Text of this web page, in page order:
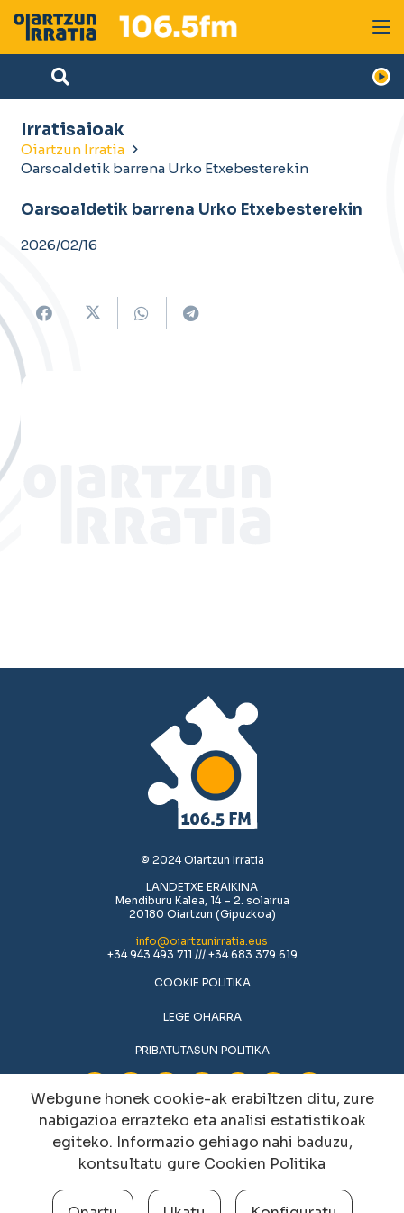
Irratisaioak
Oiartzun Irratia
Oarsoaldetik barrena Urko Etxebesterekin
Oarsoaldetik barrena Urko Etxebesterekin
2026/02/16
© 2024 Oiartzun Irratia
LANDETXE ERAIKINA
Mendiburu Kalea, 14 – 2. solairua
20180 Oiartzun (Gipuzkoa)
info@oiartzunirratia.eus
+34 943 493 711 /// +34 683 379 619
COOKIE POLITIKA
LEGE OHARRA
PRIBATUTASUN POLITIKA
Webgune honek cookie-ak erabiltzen ditu, zure
nabigazioa errazteko eta analisi estatistikoak
egiteko. Informazio gehiago nahi baduzu,
kontsultatu gure Cookien Politika